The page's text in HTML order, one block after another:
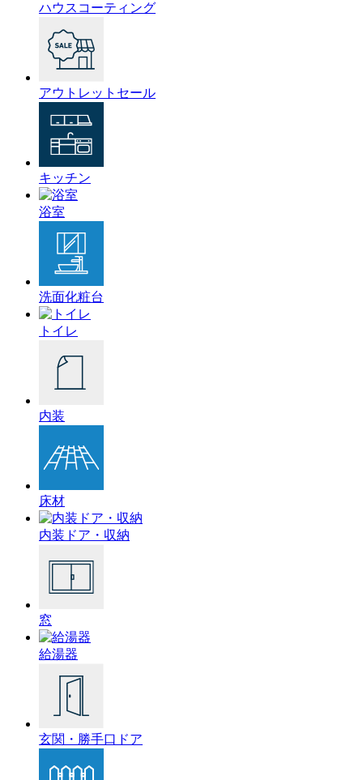
ハウスコーティング
アウトレットセール
キッチン
浴室
洗面化粧台
トイレ
内装
床材
内装ドア・収納
窓
給湯器
玄関・勝手口ドア